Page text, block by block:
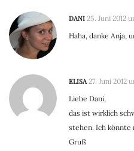
DANI 25. Juni 2012
Haha, danke Anja,
ELISA 27. Juni 2012
Liebe Dani,
das ist wirklich
stehen. Ich könnte
Gruß